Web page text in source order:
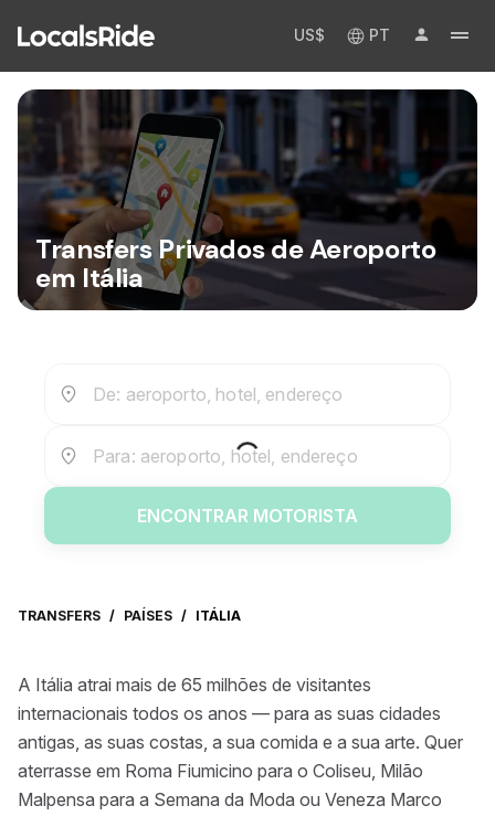
US$ PT
Transfers Privados de Aeroporto
em Itália
De: aeroporto, hotel, endereço
Para: aeroporto, hotel, endereço
ENCONTRAR MOTORISTA
TRANSFERS / PAÍSES / ITÁLIA
A Itália atrai mais de 65 milhões de visitantes
internacionais todos os anos — para as suas cidades
antigas, as suas costas, a sua comida e a sua arte. Quer
aterrasse em Roma Fiumicino para o Coliseu, Milão
Malpensa para a Semana da Moda ou Veneza Marco